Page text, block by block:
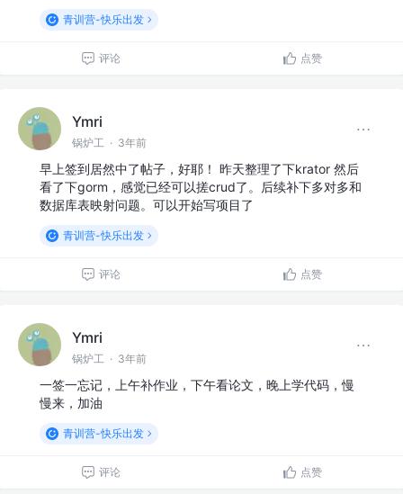
青训营-快乐出发
评论 点赞
Ymri
锅炉工 · 3年前
早上签到居然中了帖子，好耶！ 昨天整理了下krator 然后
看了下gorm，感觉已经可以搓crud了。后续补下多对多和
数据库表映射问题。可以开始写项目了
青训营-快乐出发
评论 点赞
Ymri
锅炉工 · 3年前
一签一忘记，上午补作业，下午看论文，晚上学代码，慢
慢来，加油
青训营-快乐出发
评论 点赞